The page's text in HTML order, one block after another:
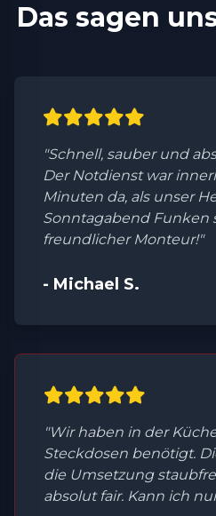
Das sagen
"Schnell, sauber und
Der Notdienst war
Minuten da, als unser
Sonntagabend Funken
freundlicher Monteur!"
- Michael S.
"Wir haben in der
Steckdosen benötigt.
die Umsetzung
absolut fair. Kann ich